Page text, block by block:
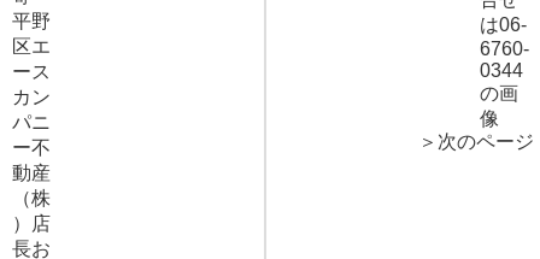
＞次のページ